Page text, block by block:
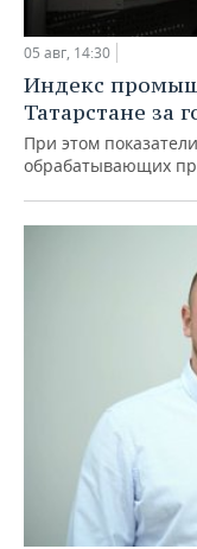
05 авг, 14:30
Индекс
Татарстане за
При этом
обрабатывающих